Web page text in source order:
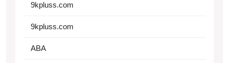
9kpluss.com
9kpluss.com
ABA